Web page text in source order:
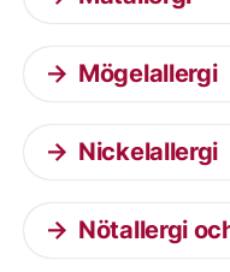
Mögelallergi
Nickelallergi
Nötallergi